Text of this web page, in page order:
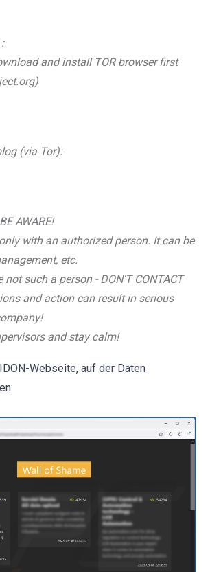
and install TOR browser first
(via Tor):
AWARE!
with an authorized person. It can be
etc.
not such a person - DON'T CONTACT
and action can result in serious
and stay calm!
Webseite, auf der Daten